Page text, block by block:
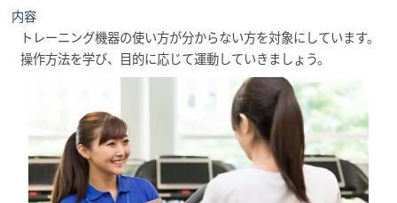
内容
トレーニング機器の使い方が分からない方を対象にしています。
操作方法を学び、目的に応じて運動していきましょう。